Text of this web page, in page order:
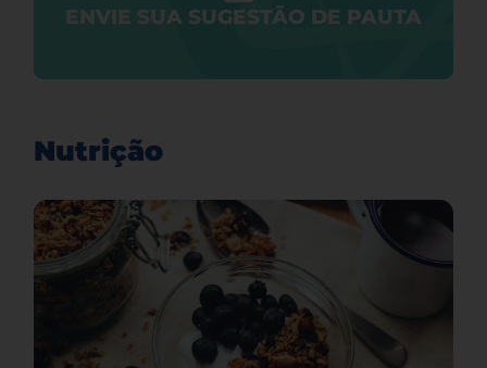
ENVIE SUA SUGESTÃO DE PAUTA
Nutrição